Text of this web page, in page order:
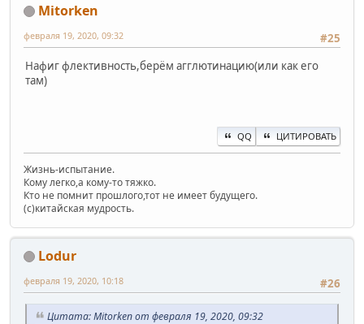
Mitorken
#25
февраля 19, 2020, 09:32
Нафиг флективность,берём агглютинацию(или как его
там)
QQ ЦИТИРОВАТЬ
Жизнь-испытание.
Кому легко,а кому-то тяжко.
Кто не помнит прошлого,тот не имеет будущего.
(c)китайская мудрость.
Lodur
#26
февраля 19, 2020, 10:18
Цитата: Mitorken от февраля 19, 2020, 09:32